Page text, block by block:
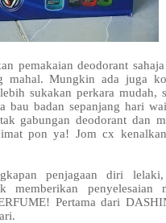
pemakaian deodorant
mahal. Mungkin ada juga
sukakan perkara mudah,
bau badan sepanjang hari
gabungan deodorant dan
pon ya! Jom cx
penjagaan diri
memberikan
Pertama dari